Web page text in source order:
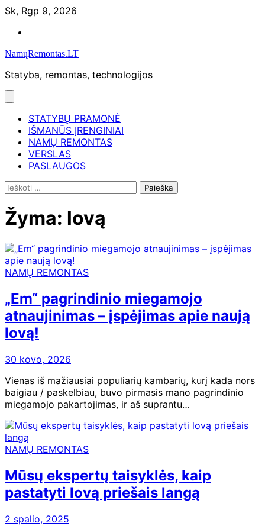
Skip
content
Sk, Rgp 9, 2026
NamųRemontas.LT
Statyba, remontas, technologijos
STATYBŲ PRAMONĖ
IŠMANŪS ĮRENGINIAI
NAMŲ REMONTAS
VERSLAS
PASLAUGOS
Ieškoti:
Žyma: lovą
NAMŲ REMONTAS
„Em“ pagrindinio miegamojo
atnaujinimas – įspėjimas apie naują
lovą!
30 kovo, 2026
Vienas iš mažiausiai populiarių kambarių, kurį kada nors
baigiau / paskelbiau, buvo pirmasis mano pagrindinio
miegamojo pakartojimas, ir aš suprantu…
NAMŲ REMONTAS
Mūsų ekspertų taisyklės, kaip
pastatyti lovą priešais langą
2 spalio, 2025